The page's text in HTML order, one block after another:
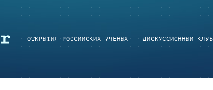
ОТКРЫТИЯ РОССИЙСКИХ УЧЕНЫХ ДИСКУССИОННЫЙ КЛУБ